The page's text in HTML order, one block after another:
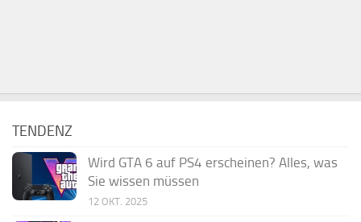
TENDENZ
Wird GTA 6 auf PS4 erscheinen? Alles, was
Sie wissen müssen
12 OKT. 2025